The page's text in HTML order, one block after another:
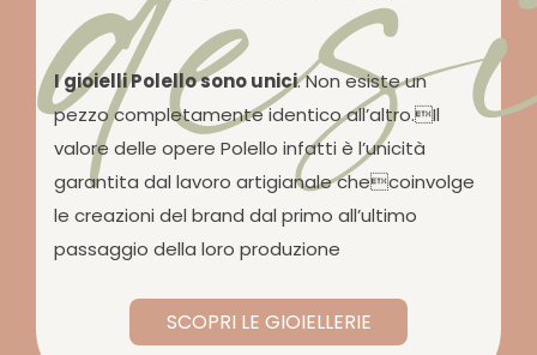
I gioielli Polello sono unici. Non esiste un
pezzo completamente identico all’altro.Il
valore delle opere Polello infatti è l’unicità
garantita dal lavoro artigianale checoinvolge
le creazioni del brand dal primo all’ultimo
passaggio della loro produzione
SCOPRI LE GIOIELLERIE